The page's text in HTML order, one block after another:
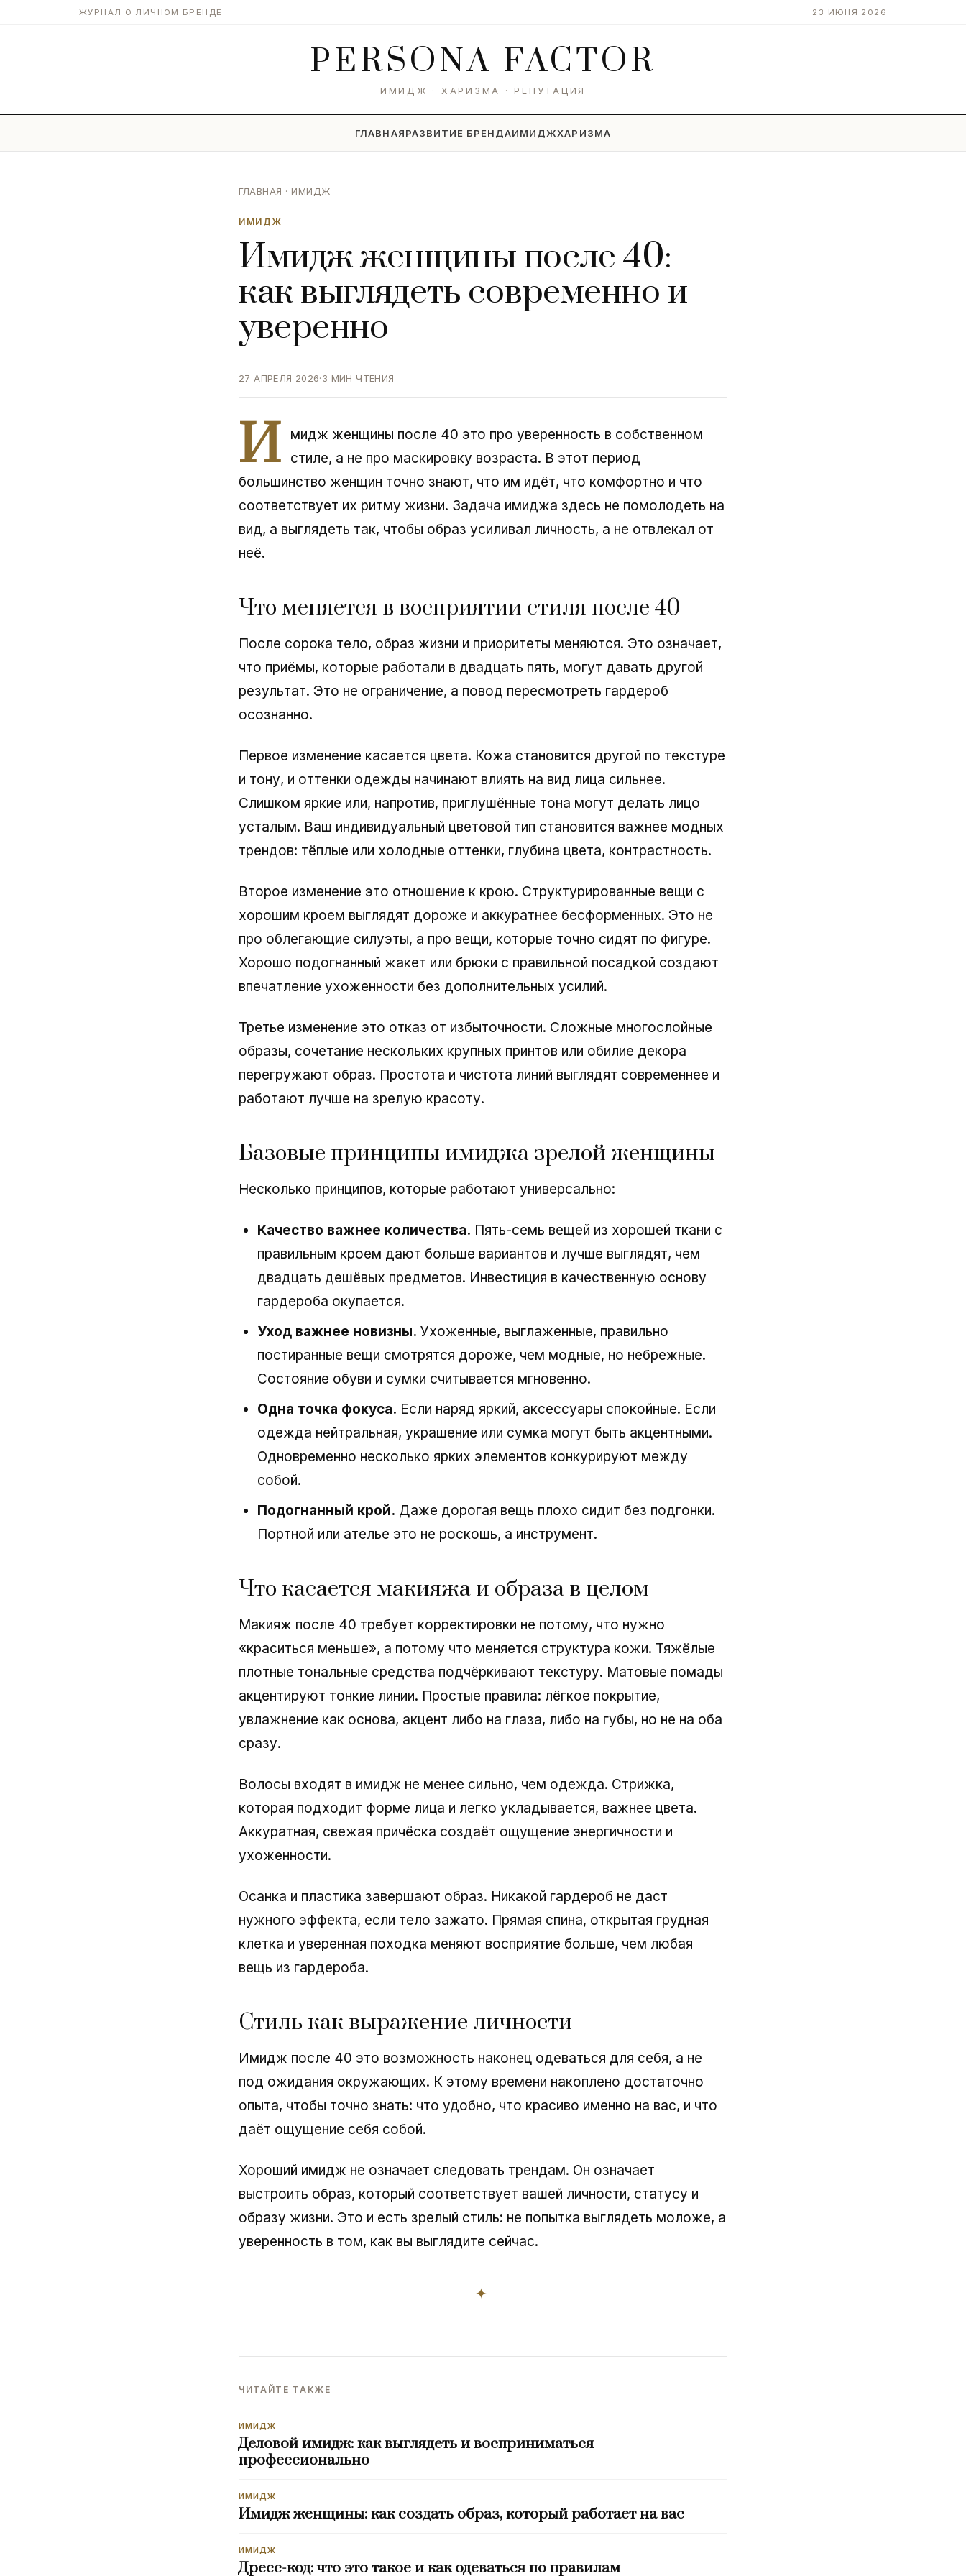
ЖУРНАЛ О ЛИЧНОМ БРЕНДЕ 23 ИЮНЯ 2026
PERSONA FACTOR
ИМИДЖ · ХАРИЗМА · РЕПУТАЦИЯ
ГЛАВНАЯРАЗВИТИЕ БРЕНДАИМИДЖХАРИЗМА
ГЛАВНАЯ · ИМИДЖ
ИМИДЖ
Имидж женщины после 40:
как выглядеть современно и
уверенно
27 АПРЕЛЯ 2026·3 МИН ЧТЕНИЯ
И
мидж женщины после 40 это про уверенность в собственном
стиле, а не про маскировку возраста. В этот период
большинство женщин точно знают, что им идёт, что комфортно и что
соответствует их ритму жизни. Задача имиджа здесь не помолодеть на
вид, а выглядеть так, чтобы образ усиливал личность, а не отвлекал от
неё.
Что меняется в восприятии стиля после 40
После сорока тело, образ жизни и приоритеты меняются. Это означает,
что приёмы, которые работали в двадцать пять, могут давать другой
результат. Это не ограничение, а повод пересмотреть гардероб
осознанно.
Первое изменение касается цвета. Кожа становится другой по текстуре
и тону, и оттенки одежды начинают влиять на вид лица сильнее.
Слишком яркие или, напротив, приглушённые тона могут делать лицо
усталым. Ваш индивидуальный цветовой тип становится важнее модных
трендов: тёплые или холодные оттенки, глубина цвета, контрастность.
Второе изменение это отношение к крою. Структурированные вещи с
хорошим кроем выглядят дороже и аккуратнее бесформенных. Это не
про облегающие силуэты, а про вещи, которые точно сидят по фигуре.
Хорошо подогнанный жакет или брюки с правильной посадкой создают
впечатление ухоженности без дополнительных усилий.
Третье изменение это отказ от избыточности. Сложные многослойные
образы, сочетание нескольких крупных принтов или обилие декора
перегружают образ. Простота и чистота линий выглядят современнее и
работают лучше на зрелую красоту.
Базовые принципы имиджа зрелой женщины
Несколько принципов, которые работают универсально:
Качество важнее количества. Пять-семь вещей из хорошей ткани с
правильным кроем дают больше вариантов и лучше выглядят, чем
двадцать дешёвых предметов. Инвестиция в качественную основу
гардероба окупается.
Уход важнее новизны. Ухоженные, выглаженные, правильно
постиранные вещи смотрятся дороже, чем модные, но небрежные.
Состояние обуви и сумки считывается мгновенно.
Одна точка фокуса. Если наряд яркий, аксессуары спокойные. Если
одежда нейтральная, украшение или сумка могут быть акцентными.
Одновременно несколько ярких элементов конкурируют между
собой.
Подогнанный крой. Даже дорогая вещь плохо сидит без подгонки.
Портной или ателье это не роскошь, а инструмент.
Что касается макияжа и образа в целом
Макияж после 40 требует корректировки не потому, что нужно
«краситься меньше», а потому что меняется структура кожи. Тяжёлые
плотные тональные средства подчёркивают текстуру. Матовые помады
акцентируют тонкие линии. Простые правила: лёгкое покрытие,
увлажнение как основа, акцент либо на глаза, либо на губы, но не на оба
сразу.
Волосы входят в имидж не менее сильно, чем одежда. Стрижка,
которая подходит форме лица и легко укладывается, важнее цвета.
Аккуратная, свежая причёска создаёт ощущение энергичности и
ухоженности.
Осанка и пластика завершают образ. Никакой гардероб не даст
нужного эффекта, если тело зажато. Прямая спина, открытая грудная
клетка и уверенная походка меняют восприятие больше, чем любая
вещь из гардероба.
Стиль как выражение личности
Имидж после 40 это возможность наконец одеваться для себя, а не
под ожидания окружающих. К этому времени накоплено достаточно
опыта, чтобы точно знать: что удобно, что красиво именно на вас, и что
даёт ощущение себя собой.
Хороший имидж не означает следовать трендам. Он означает
выстроить образ, который соответствует вашей личности, статусу и
образу жизни. Это и есть зрелый стиль: не попытка выглядеть моложе, а
уверенность в том, как вы выглядите сейчас.
✦
ЧИТАЙТЕ ТАКЖЕ
ИМИДЖ
Деловой имидж: как выглядеть и восприниматься
профессионально
ИМИДЖ
Имидж женщины: как создать образ, который работает на вас
ИМИДЖ
Дресс-код: что это такое и как одеваться по правилам